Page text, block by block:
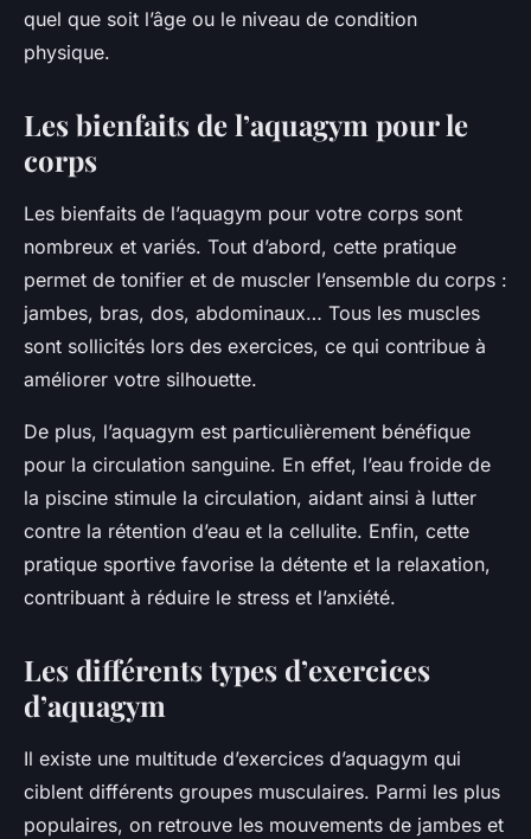
quel que soit l’âge ou le niveau de condition
physique.
Les bienfaits de l’aquagym pour le
corps
Les bienfaits de l’aquagym pour votre corps sont
nombreux et variés. Tout d’abord, cette pratique
permet de tonifier et de muscler l’ensemble du corps :
jambes, bras, dos, abdominaux… Tous les muscles
sont sollicités lors des exercices, ce qui contribue à
améliorer votre silhouette.
De plus, l’aquagym est particulièrement bénéfique
pour la circulation sanguine. En effet, l’eau froide de
la piscine stimule la circulation, aidant ainsi à lutter
contre la rétention d’eau et la cellulite. Enfin, cette
pratique sportive favorise la détente et la relaxation,
contribuant à réduire le stress et l’anxiété.
Les différents types d’exercices
d’aquagym
Il existe une multitude d’exercices d’aquagym qui
ciblent différents groupes musculaires. Parmi les plus
populaires, on retrouve les mouvements de jambes et